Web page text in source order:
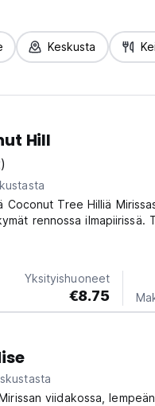
Keskusta
Hill
Coconut Tree Hilliä
rennossa ilmapiirissä.
Yksityishuoneet
€8.75
viidakossa,